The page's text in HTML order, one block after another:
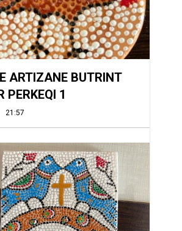
ARTIZANE BUTRINT
PERKEQI 1
21:57